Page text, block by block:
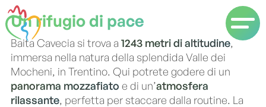
Un rifugio di pace
Baita Cavecia si trova a 1243 metri di altitudine,
immersa nella natura della splendida Valle dei
Mocheni, in Trentino. Qui potrete godere di un
panorama mozzafiato e di un’atmosfera
rilassante, perfetta per staccare dalla routine. La